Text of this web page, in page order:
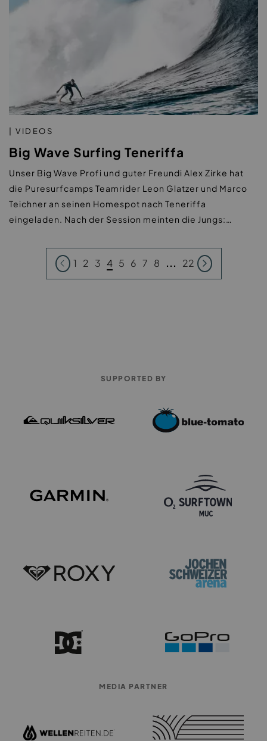
| VIDEOS
Big Wave Surfing Teneriffa
Unser Big Wave Profi und guter Freundi Alex Zirke hat
die Puresurfcamps Teamrider Leon Glatzer und Marco
Teichner an seinen Homespot nach Teneriffa
eingeladen. Nach der Session meinten die Jungs:…
1 2 3 4 5 6 7 8 ... 22
SUPPORTED BY
MEDIA PARTNER